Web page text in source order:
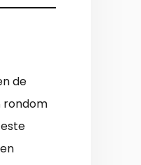
de
rondom